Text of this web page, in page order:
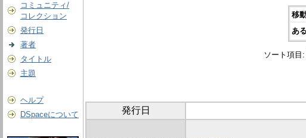
コミュニティ/
コレクション
発行日
著者
タイトル
主題
ヘルプ
DSpaceについて
移
あ
ソート項目:
発行日